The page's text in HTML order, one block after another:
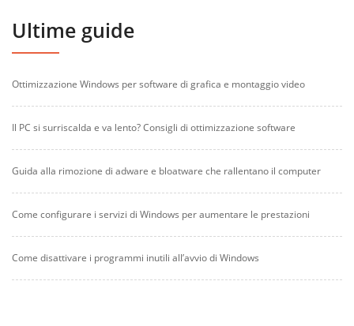
Ultime guide
Ottimizzazione Windows per software di grafica e montaggio video
Il PC si surriscalda e va lento? Consigli di ottimizzazione software
Guida alla rimozione di adware e bloatware che rallentano il computer
Come configurare i servizi di Windows per aumentare le prestazioni
Come disattivare i programmi inutili all’avvio di Windows